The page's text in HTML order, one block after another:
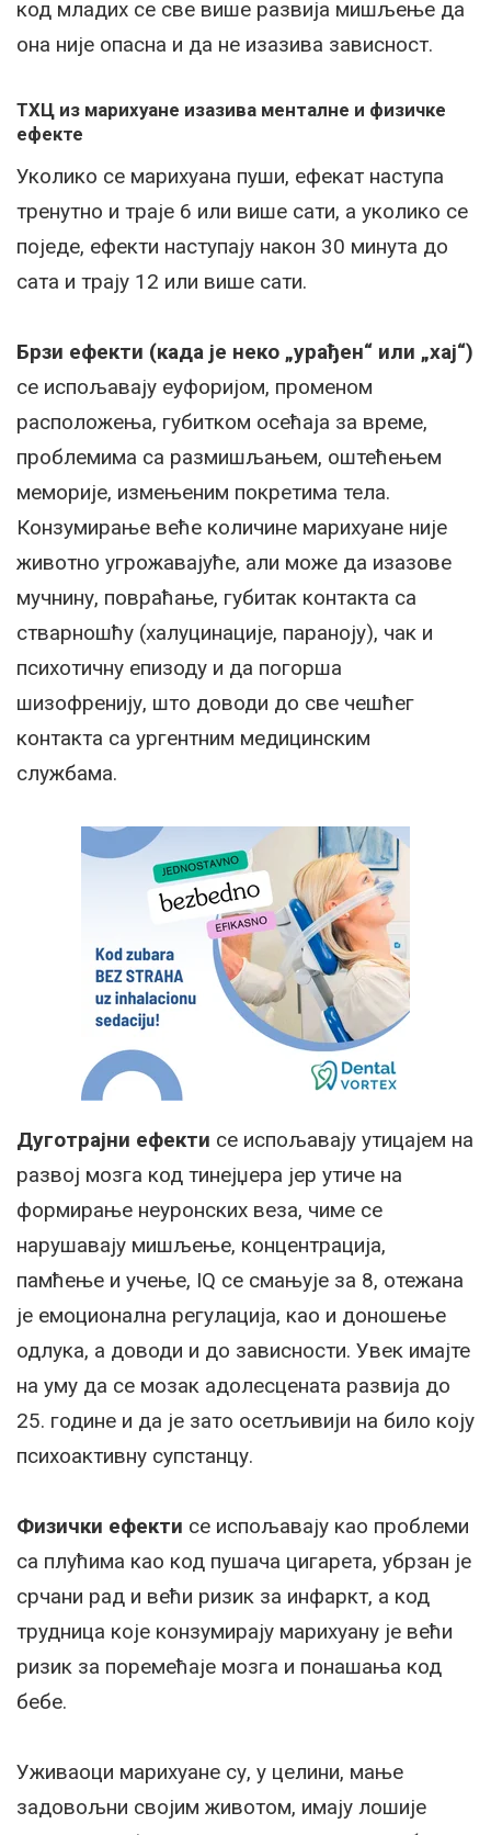
код младих се све више развија мишљење да
она није опасна и да не изазива зависност.
ТХЦ из марихуане изазива менталне и физичке
ефекте
Уколико се марихуана пуши, ефекат наступа
тренутно и траје 6 или више сати, а уколико се
поједе, ефекти наступају након 30 минута до
сата и трају 12 или више сати.
Брзи ефекти (када је неко „урађен“ или „хај“)
се испољавају еуфоријом, променом
расположења, губитком осећаја за време,
проблемима са размишљањем, оштећењем
меморије, измењеним покретима тела.
Конзумирање веће количине марихуане није
животно угрожавајуће, али може да изазове
мучнину, повраћање, губитак контакта са
стварношћу (халуцинације, параноју), чак и
психотичну епизоду и да погорша
шизофренију, што доводи до све чешћег
контакта са ургентним медицинским
службама.
Дуготрајни ефекти се испољавају утицајем на
развој мозга код тинејџера јер утиче на
формирање неуронских веза, чиме се
нарушавају мишљење, концентрација,
памћење и учење, IQ се смањује за 8, отежана
је емоционална регулација, као и доношење
одлука, а доводи и до зависности. Увек имајте
на уму да се мозак адолесцената развија до
25. године и да је зато осетљивији на било коју
психоактивну супстанцу.
Физички ефекти се испољавају као проблеми
са плућима као код пушача цигарета, убрзан је
срчани рад и већи ризик за инфаркт, а код
трудница које конзумирају марихуану је већи
ризик за поремећаје мозга и понашања код
бебе.
Уживаоци марихуане су, у целини, мање
задовољни својим животом, имају лошије